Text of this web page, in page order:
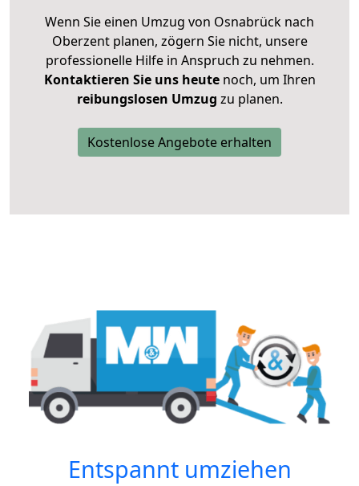
Wenn Sie einen Umzug von Osnabrück nach
Oberzent planen, zögern Sie nicht, unsere
professionelle Hilfe in Anspruch zu nehmen.
Kontaktieren Sie uns heutenoch, um Ihren
reibungslosen Umzug zu planen.
Kostenlose Angebote erhalten
Entspannt umziehen